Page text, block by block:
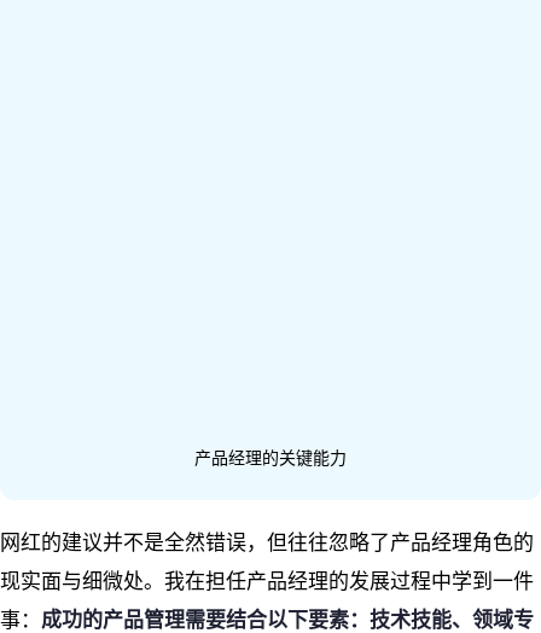
产品经理的关键能力
网红的建议并不是全然错误，但往往忽略了产品经理角色的
现实面与细微处。我在担任产品经理的发展过程中学到一件
事： 成功的产品管理需要结合以下要素：技术技能、领域专